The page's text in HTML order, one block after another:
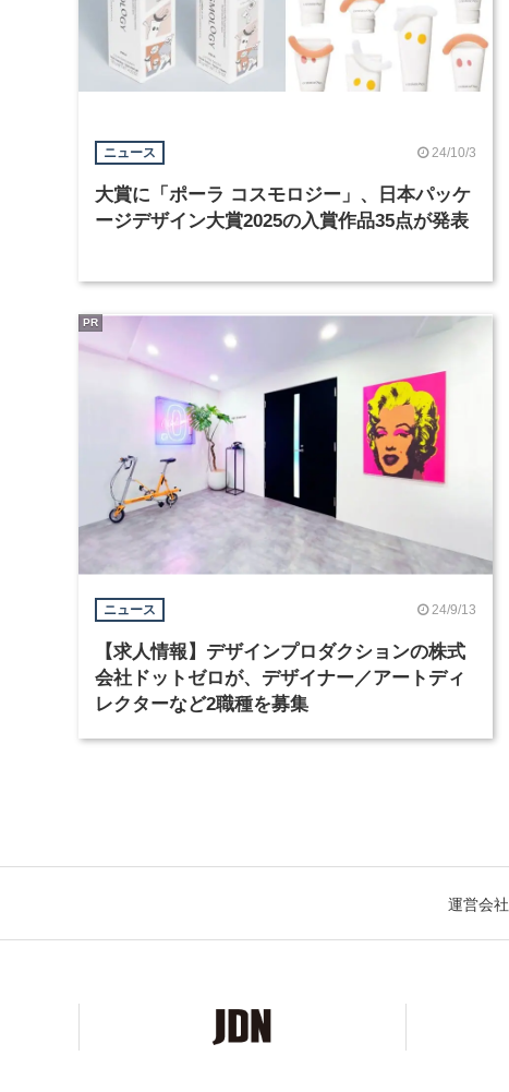
ニュース 24/10/3
大賞に「ポーラ コスモロジー」、日本パッケ
ージデザイン大賞2025の入賞作品35点が発表
ニュース 24/9/13
【求人情報】デザインプロダクションの株式
会社ドットゼロが、デザイナー／アートディ
レクターなど2職種を募集
PR
運営会社